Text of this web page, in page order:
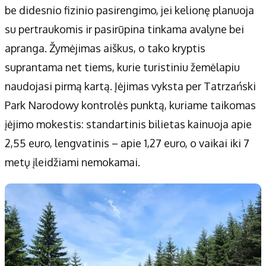
be didesnio fizinio pasirengimo, jei kelionę planuoja
su pertraukomis ir pasirūpina tinkama avalyne bei
apranga. Žymėjimas aiškus, o tako kryptis
suprantama net tiems, kurie turistiniu žemėlapiu
naudojasi pirmą kartą. Įėjimas vyksta per Tatrzański
Park Narodowy kontrolės punktą, kuriame taikomas
įėjimo mokestis: standartinis bilietas kainuoja apie
2,55 euro, lengvatinis – apie 1,27 euro, o vaikai iki 7
metų įleidžiami nemokamai.